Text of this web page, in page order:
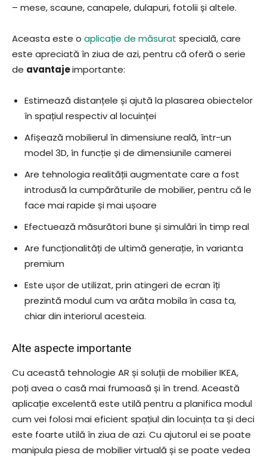
– mese, scaune, canapele, dulapuri, fotolii și altele.
Aceasta este o aplicație de măsurat specială, care
este apreciată în ziua de azi, pentru că oferă o serie
de avantajeimportante:
Estimează distanțele și ajută la plasarea obiectelor
în spațiul respectiv al locuinței
Afișează mobilierul în dimensiune reală, într-un
model 3D, în funcție și de dimensiunile camerei
Are tehnologia realității augmentate care a fost
introdusă la cumpărăturile de mobilier, pentru că le
face mai rapide și mai ușoare
Efectuează măsurători bune și simulări în timp real
Are funcționalități de ultimă generație, în varianta
premium
Este ușor de utilizat, prin atingeri de ecran îți
prezintă modul cum va arăta mobila în casa ta,
chiar din interiorul acesteia.
Alte aspecte importante
Cu această tehnologie AR și soluții de mobilier IKEA,
poți avea o casă mai frumoasă și în trend. Această
aplicație excelentă este utilă pentru a planifica modul
cum vei folosi mai eficient spațiul din locuința ta și deci
este foarte utilă în ziua de azi. Cu ajutorul ei se poate
manipula piesa de mobilier virtuală și se poate vedea